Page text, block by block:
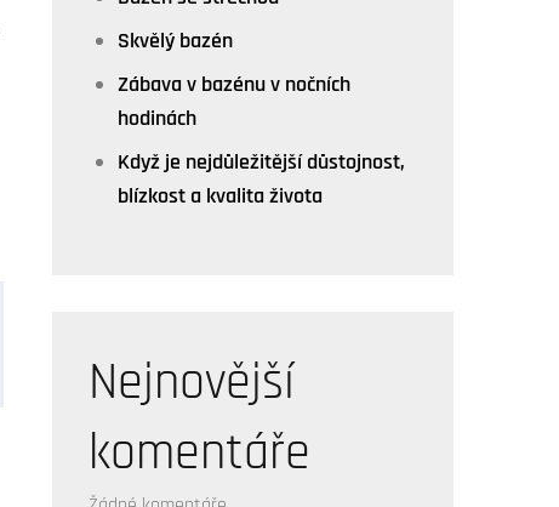
Skvělý bazén
Zábava v bazénu v nočních
hodinách
Když je nejdůležitější důstojnost,
blízkost a kvalita života
Nejnovější
komentáře